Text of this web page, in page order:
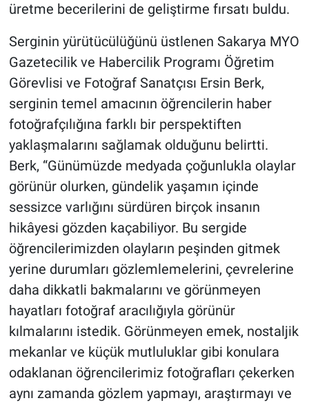
üretme becerilerini de geliştirme fırsatı buldu.
Serginin yürütücülüğünü üstlenen Sakarya MYO
Gazetecilik ve Habercilik Programı Öğretim
Görevlisi ve Fotoğraf Sanatçısı Ersin Berk,
serginin temel amacının öğrencilerin haber
fotoğrafçılığına farklı bir perspektiften
yaklaşmalarını sağlamak olduğunu belirtti.
Berk, “Günümüzde medyada çoğunlukla olaylar
görünür olurken, gündelik yaşamın içinde
sessizce varlığını sürdüren birçok insanın
hikâyesi gözden kaçabiliyor. Bu sergide
öğrencilerimizden olayların peşinden gitmek
yerine durumları gözlemlemelerini, çevrelerine
daha dikkatli bakmalarını ve görünmeyen
hayatları fotoğraf aracılığıyla görünür
kılmalarını istedik. Görünmeyen emek, nostaljik
mekanlar ve küçük mutluluklar gibi konulara
odaklanan öğrencilerimiz fotoğrafları çekerken
aynı zamanda gözlem yapmayı, araştırmayı ve